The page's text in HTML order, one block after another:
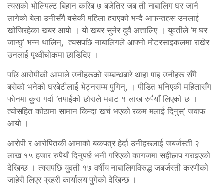
त्यसको भोलिपल्ट बिहान करिब ७ बजेतिर जब ती नाबालिग घर जानै
लागेको बेला उनीसँगै बसेकी महिला हराएको भन्दै आफन्तहरू उनलाई
खोजिरहेका खबर आयो । यो खबर सुनेर दुवै अत्तालिए । युवतीले ‘म घर
जान्छु’ भन्न थालिन्, त्यसपछि नाबालिगले आफ्नो मोटरसाइकलमा राखेर
उनलाई पृथ्वीचोकमा छाडिदिए ।
पछि आरोपीकी आमाले उनीहरूको सम्बन्धबारे थाहा पाइ उनीहरू सँगै
बसेको भनेको घरबेटीलाई भेट्नसम्म पुगिन्, । पीडित भनिएकी महिलासँग
फोनमा कुरा गर्दा ‘तपाईंको छोराले मबाट १ लाख रुपैयाँ लिएको छ ।
त्योसहित कोठामा सामान किन्दा खर्च भएको रकम मलाई दिनुस्’ जवाफ
आयो ।
आरोपी र आरोपितकी आमाको बकपत्र हेर्दा उनीहरूलाई जबर्जस्ती २
लाख १५ हजार रुपैयाँ दिनुपर्छ भनी गरिएको कागजमा सहीछाप गराइएको
देखिन्छ । त्यसपछि युवती १७ वर्षीय नाबालिगविरुद्ध जबर्जस्ती करणीको
जाहेरी लिएर प्रहरी कार्यालय पुगेको देखिन्छ ।